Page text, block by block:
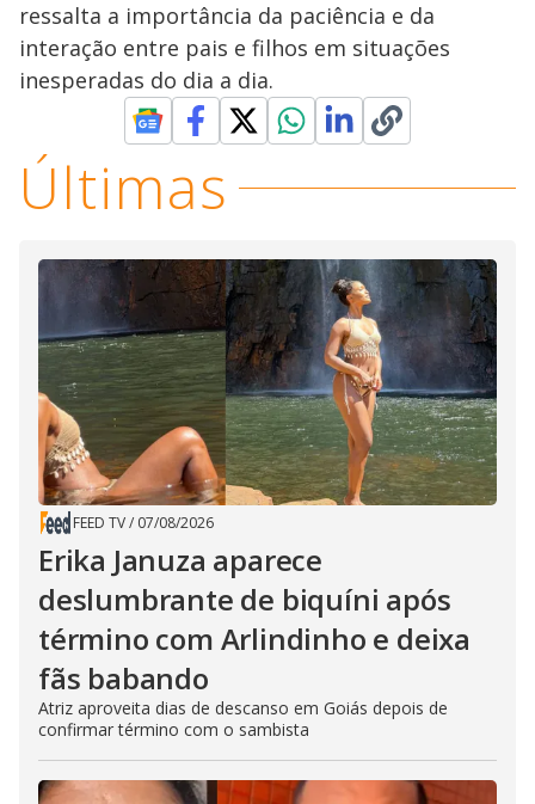
ressalta a importância da paciência e da
interação entre pais e filhos em situações
inesperadas do dia a dia.
Últimas
FEED TV/ 07/08/2026
Erika Januza aparece
deslumbrante de biquíni após
término com Arlindinho e deixa
fãs babando
Atriz aproveita dias de descanso em Goiás depois de
confirmar término com o sambista